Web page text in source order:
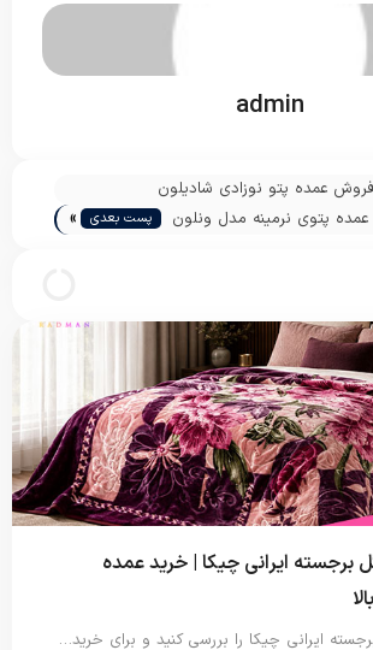
admin
فروش عمده پتو نوزادی شادیلون
عمده پتوی نرمینه مدل ونلون
پست بعدی »
برجسته ایرانی چیکا | خرید عمده
ایرانی چیکا را بررسی کنید و برای خرید…